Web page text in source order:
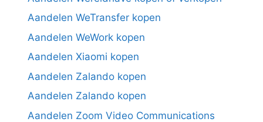
Aandelen WeTransfer kopen
Aandelen WeWork kopen
Aandelen Xiaomi kopen
Aandelen Zalando kopen
Aandelen Zalando kopen
Aandelen Zoom Video Communications